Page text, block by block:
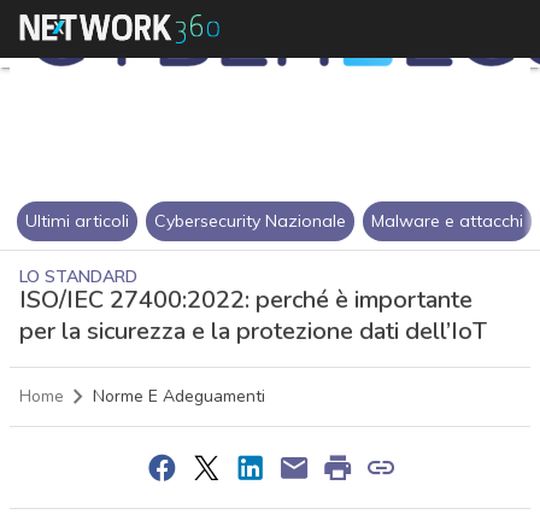
Ultimi articoli Cybersecurity Nazionale Malware e attacchi
LO STANDARD
ISO/IEC 27400:2022: perché è importante
per la sicurezza e la protezione dati dell’IoT
Home Norme E Adeguamenti